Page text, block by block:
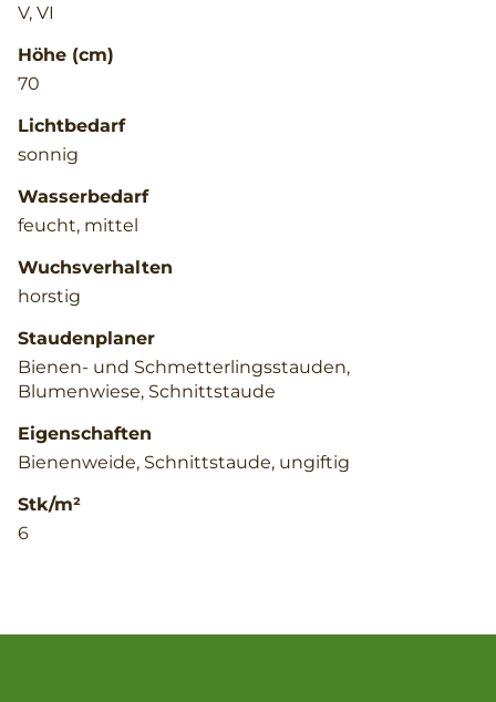
V, VI
Höhe (cm)
70
Lichtbedarf
sonnig
Wasserbedarf
feucht, mittel
Wuchsverhalten
horstig
Staudenplaner
Bienen- und Schmetterlingsstauden,
Blumenwiese, Schnittstaude
Eigenschaften
Bienenweide, Schnittstaude, ungiftig
Stk/m²
6